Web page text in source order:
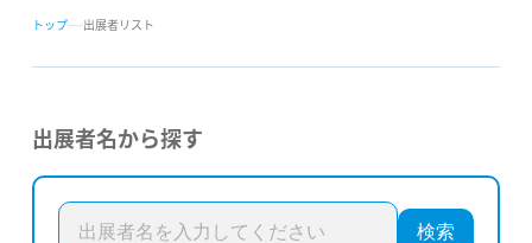
トップ 出展者リスト
出展者名から探す
検索